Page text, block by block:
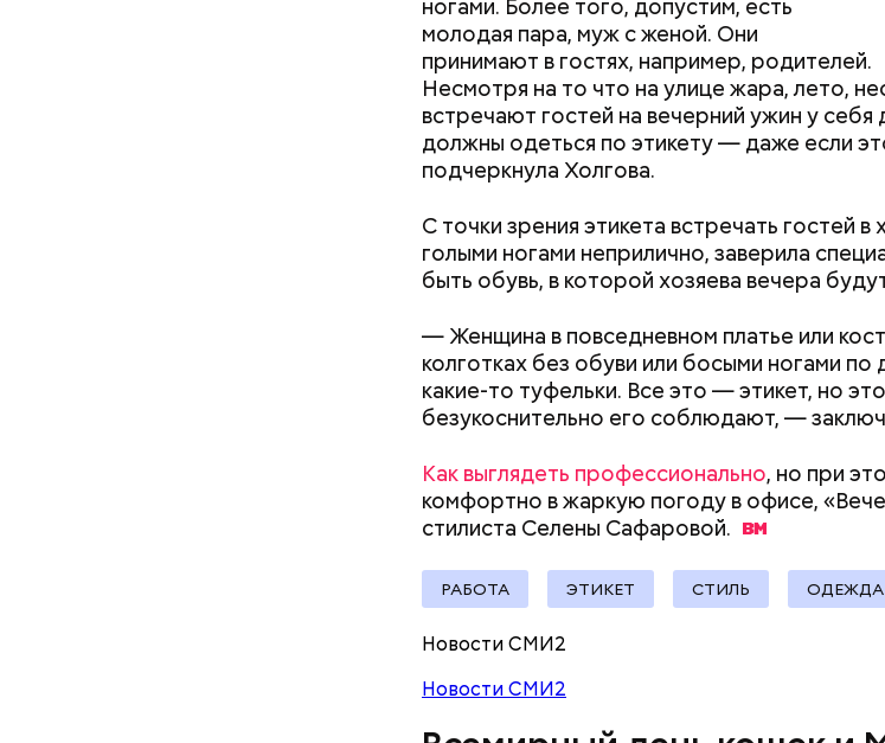
ногами. Более того, допустим, есть
молодая пара, муж с женой. Они
принимают в гостях, например, родителей.
Несмотря на то что на улице жара, лето,
встречают гостей на вечерний ужин у себя
должны одеться по этикету — даже если
подчеркнула Холгова.
С точки зрения этикета встречать гостей
голыми ногами неприлично, заверила
быть обувь, в которой хозяева вечера
— Женщина в повседневном платье или
колготках без обуви или босыми ногами
какие-то туфельки. Все это — этикет, но
безукоснительно его соблюдают, —
Как выглядеть профессионально, но при
комфортно в жаркую погоду в офисе,
стилиста Селены Сафаровой.
РАБОТА ЭТИКЕТ СТИЛЬ ОДЕЖДА
Новости СМИ2
Новости СМИ2
Международный день
В Международный день холостяка все
своими друзьями, устраивают вечеринки,
проводят время, наслаждаясь свободой и
День малины со сливками
Ингредиенты:
не получить штраф